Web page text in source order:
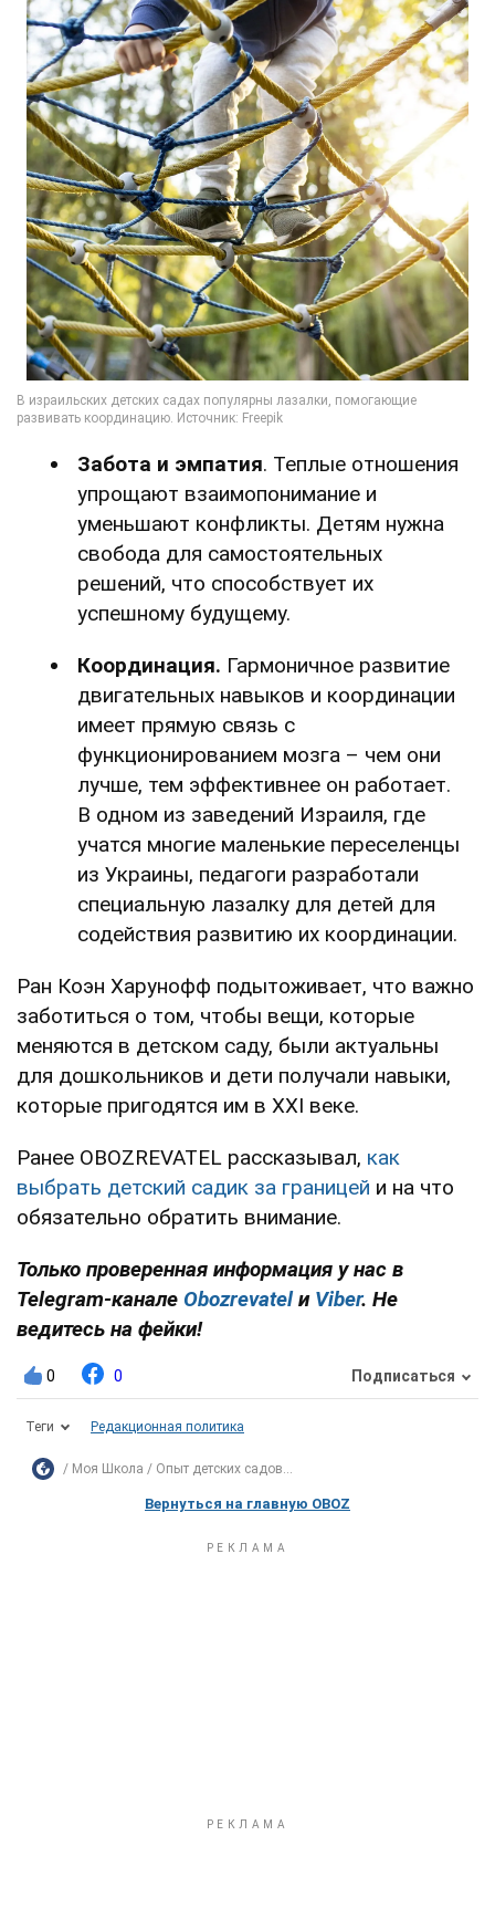
Забота и эмпатия. Теплые отношения
упрощают взаимопонимание и
уменьшают конфликты. Детям нужна
свобода для самостоятельных
решений, что способствует их
успешному будущему.
Координация. Гармоничное развитие
двигательных навыков и координации
имеет прямую связь с
функционированием мозга – чем они
лучше, тем эффективнее он работает.
В одном из заведений Израиля, где
учатся многие маленькие переселенцы
из Украины, педагоги разработали
специальную лазалку для детей для
содействия развитию их координации.
Ран Коэн Харунофф подытоживает, что важно
заботиться о том, чтобы вещи, которые
меняются в детском саду, были актуальны
для дошкольников и дети получали навыки,
которые пригодятся им в XXI веке.
Ранее OBOZREVATEL рассказывал, как
выбрать детский садик за границей и на что
обязательно обратить внимание.
Только проверенная информация у нас в
Telegram-канале Obozrevatel и Viber. Не
ведитесь на фейки!
0 0 Подписаться
Теги Редакционная политика
Моя Школа Опыт детских садов...
Вернуться на главную OBOZ